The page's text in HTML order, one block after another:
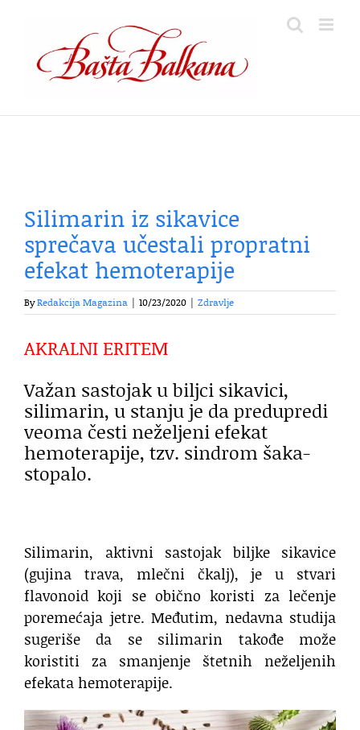
content
Silimarin iz sikavice
sprečava učestali propratni
efekat hemoterapije
ByRedakcija Magazina 10/23/2020 Zdravlje
AKRALNI ERITEM
Važan sastojak u biljci sikavici,
silimarin, u stanju je da predupredi
veoma česti neželjeni efekat
hemoterapije, tzv. sindrom šaka-
stopalo.
Silimarin, aktivni sastojak biljke sikavice
(gujina trava, mlečni čkalj), je u stvari
flavonoid koji se obično koristi za lečenje
poremećaja jetre. Međutim, nedavna studija
sugeriše da se silimarin takođe može
koristiti za smanjenje štetnih neželjenih
efekata hemoterapije.